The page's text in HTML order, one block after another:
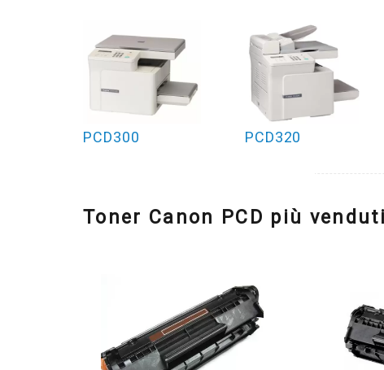
PCD300 PCD320
Toner Canon PCD più venduti